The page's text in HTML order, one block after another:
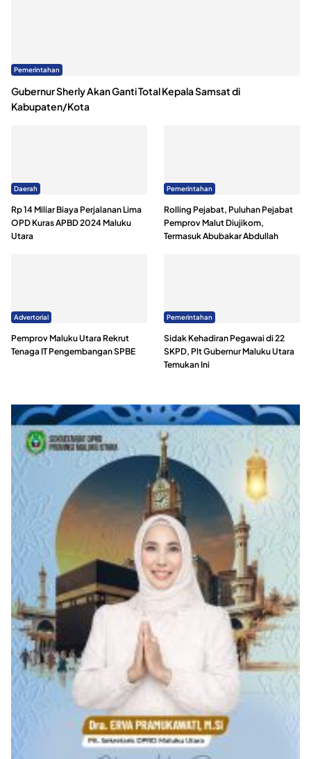
Pemerintahan
Gubernur Sherly Akan Ganti Total Kepala Samsat di
Kabupaten/Kota
Daerah
Rp 14 Miliar Biaya Perjalanan Lima
OPD Kuras APBD 2024 Maluku
Utara
Pemerintahan
Rolling Pejabat, Puluhan Pejabat
Pemprov Malut Diujikom,
Termasuk Abubakar Abdullah
Advertorial
Pemprov Maluku Utara Rekrut
Tenaga IT Pengembangan SPBE
Pemerintahan
Sidak Kehadiran Pegawai di 22
SKPD, Plt Gubernur Maluku Utara
Temukan Ini